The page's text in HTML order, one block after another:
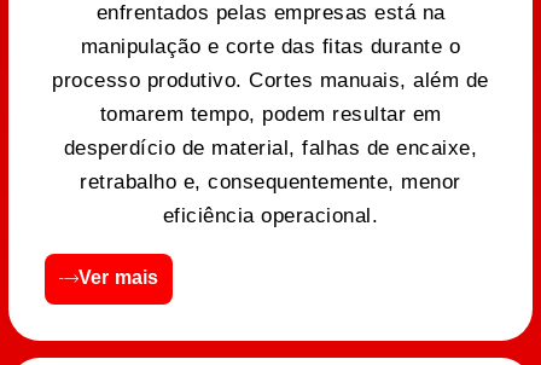
enfrentados pelas empresas está na
manipulação e corte das fitas durante o
processo produtivo. Cortes manuais, além de
tomarem tempo, podem resultar em
desperdício de material, falhas de encaixe,
retrabalho e, consequentemente, menor
eficiência operacional.
Ver mais